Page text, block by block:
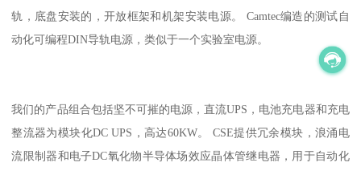
轨，底盘安装的，开放框架和机架安装电源。 Camtec编造的测试自
动化可编程DIN导轨电源，类似于一个实验室电源。
我们的产品组合包括坚不可摧的电源，直流UPS，电池充电器和充电
整流器为模块化DC UPS，高达60KW。 CSE提供冗余模块，浪涌电
流限制器和电子DC氧化物半导体场效应晶体管继电器，用于自动化